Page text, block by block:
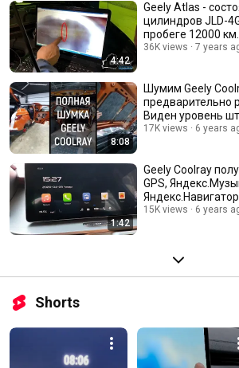
4:42
Geely Atlas -
цилиндров JLD-
пробеге 12000
Не паниковать!
36K views 7 years
8:08
Шумим Geely
предварительно
Виден уровень
шумоизоляции от
17K views 6 years
1:42
Geely Coolray
GPS,
возможностью
15K views 6 years
Shorts